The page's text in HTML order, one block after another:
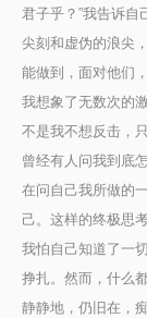
君子乎？”我告诉自
尖刻和虚伪的浪尖
能做到，面对他们
我想象了无数次的
不是我不想反击，
曾经有人问我到底
在问自己我所做的
己。这样的终极思
我怕自己知道了一
挣扎。然而，什么
静静地，仍旧在，